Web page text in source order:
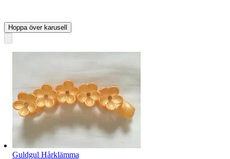
Hoppa över karusell
Guldgul Hårklämma